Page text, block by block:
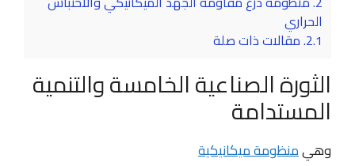
الحراري
2.1. مقالات ذات صلة
الثورة الصناعية الخامسة والتنمية
المستدامة
وهيمنظومة ميكانيكية